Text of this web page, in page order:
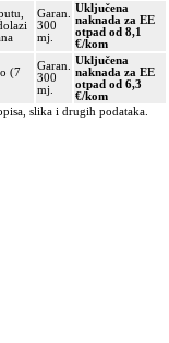
Garan.
300
mj.
Uključena
naknada za EE
otpad od 8,1
€/kom
(7
Garan.
300
mj.
Uključena
naknada za EE
otpad od 6,3
€/kom
slika i drugih podataka.